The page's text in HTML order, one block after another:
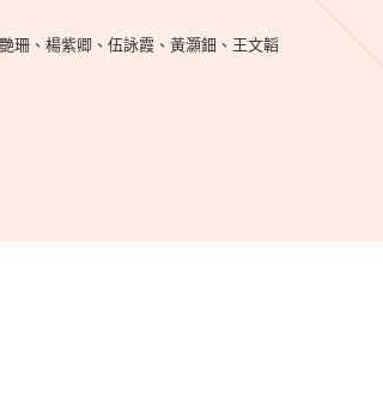
珊、楊紫卿、伍詠霞、黃灝鈿、王文韜